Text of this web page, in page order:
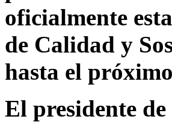
oficialmente
de Calidad y
hasta el
El presidente